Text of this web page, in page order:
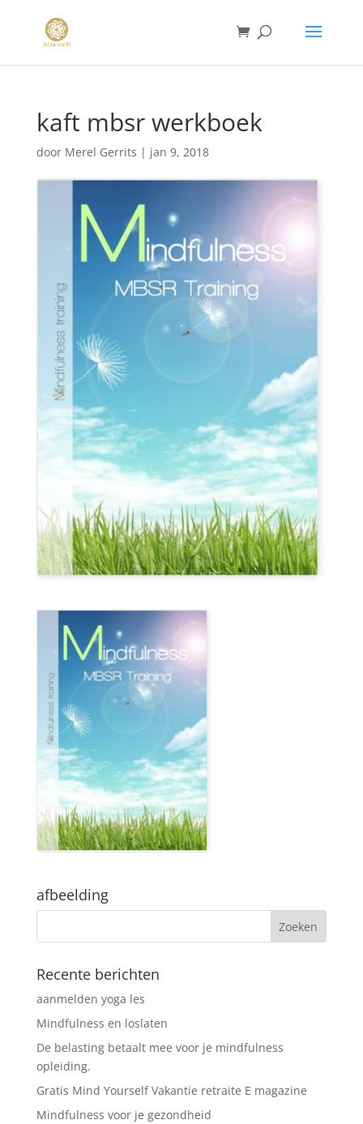
kaft mbsr werkboek
door Merel Gerrits | jan 9, 2018
afbeelding
Recente berichten
aanmelden yoga les
Mindfulness en loslaten
De belasting betaalt mee voor je mindfulness
opleiding.
Gratis Mind Yourself Vakantie retraite E magazine
Mindfulness voor je gezondheid